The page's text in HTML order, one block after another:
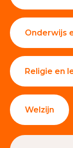
Onderwijs
Religie en
Welzijn